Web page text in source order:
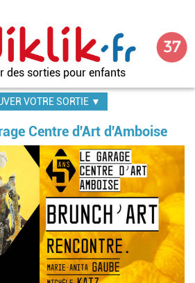
des sorties pour enfants
VOTRE SORTIE ▼
Centre d'Art d'Amboise